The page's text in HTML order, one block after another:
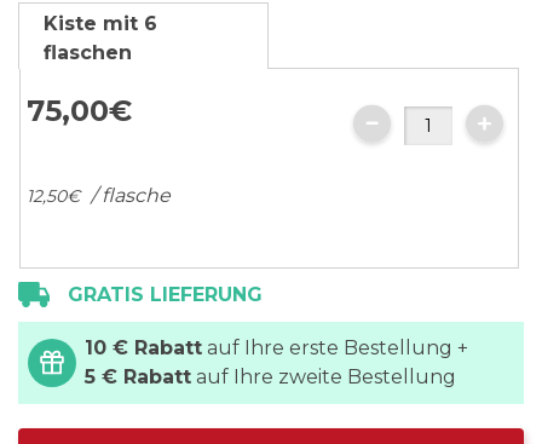
der
Bildgalerie
springen
Kiste mit 6
flaschen
75,00€
12,50€ / flasche
GRATIS LIEFERUNG
10 € Rabatt auf Ihre erste Bestellung +
5 € Rabatt auf Ihre zweite Bestellung